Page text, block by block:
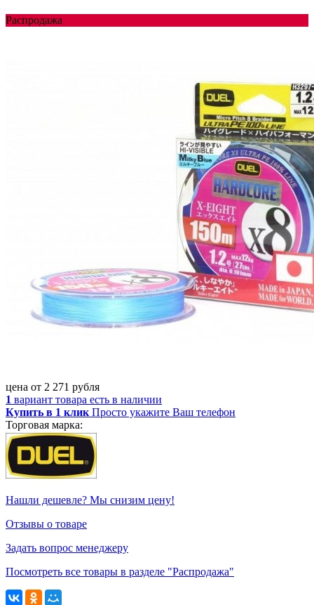
Распродажа
цена от 2 271 рубля
1 вариант товара есть в наличии
Купить в 1 клик Просто укажите Ваш телефон
Торговая марка:
Нашли дешевле? Мы снизим цену!
Отзывы о товаре
Задать вопрос менеджеру
Посмотреть все товары в разделе "Распродажа"